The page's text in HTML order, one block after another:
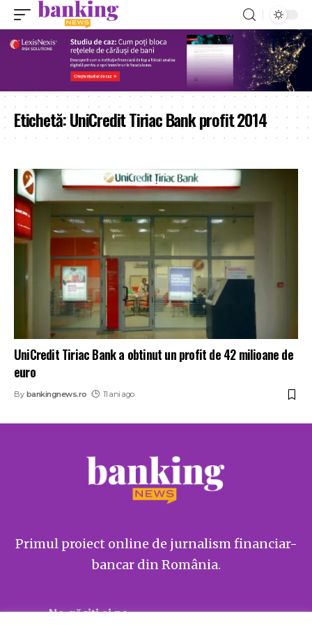
Etichetă:UniCredit Tiriac Bank profit 2014
UniCredit Tiriac Bank a obtinut un profit de 42 milioane de
euro
By bankingnews.ro 11 ani ago
Primul proiect online de jurnalism financiar-
bancar din România.
Ne găsiți și pe